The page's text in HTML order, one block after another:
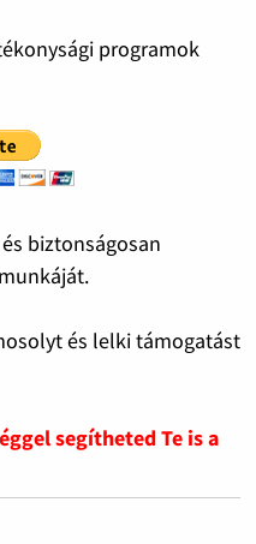
programok
biztonságosan
és lelki támogatást
segítheted Te is a